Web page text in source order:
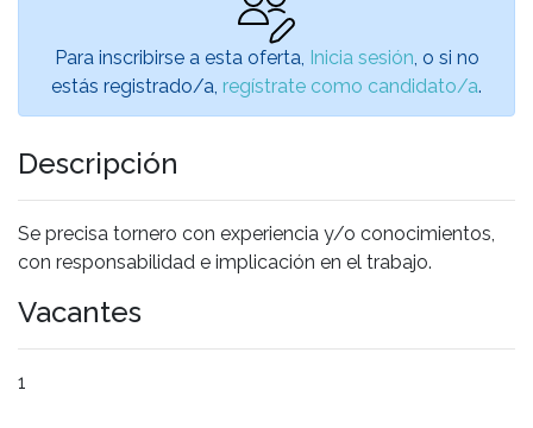
Para inscribirse a esta oferta, Inicia sesión , o si no
estás registrado/a, regístrate como candidato/a.
Descripción
Se precisa tornero con experiencia y/o conocimientos,
con responsabilidad e implicación en el trabajo.
Vacantes
1